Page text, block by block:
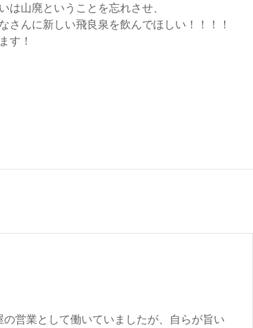
は山廃ということを忘れさせ、
んに新しい飛良泉を飲んでほしい！！！！
す！
営業として働いていましたが、自らが旨い